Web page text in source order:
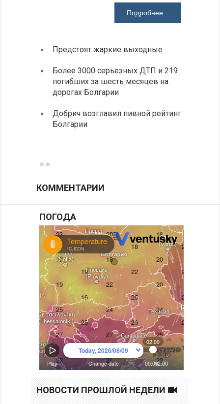
Подробнее...
Предстоят жаркие выходные
Более 3000 серьезных ДТП и 219
погибших за шесть месяцев на
дорогах Болгарии
Добрич возглавил пивной рейтинг
Болгарии
КОММЕНТАРИИ
ПОГОДА
НОВОСТИ ПРОШЛОЙ НЕДЕЛИ